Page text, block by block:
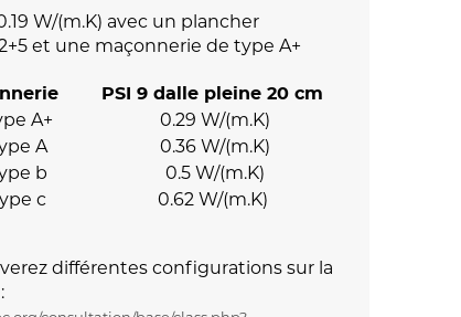
W/(m.K) avec un plancher
et une maçonnerie de type A+
PSI 9 dalle pleine 20 cm
A+
0.29 W/(m.K)
A
0.36 W/(m.K)
b
0.5 W/(m.K)
c
0.62 W/(m.K)
différentes configurations sur la
: